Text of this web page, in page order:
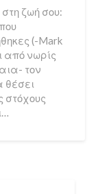
ζωή σου:
(-Mark
από νωρίς
τον
θέσει
στόχους